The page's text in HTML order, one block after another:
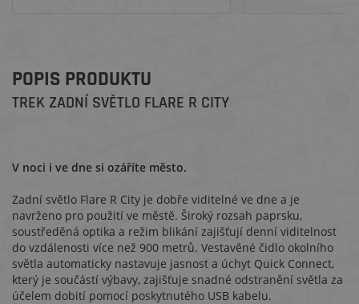
POPIS PRODUKTU
TREK ZADNÍ SVĚTLO FLARE R CITY
V noci i ve dne si ozáříte město.
Zadní světlo Flare R City je dobře viditelné ve dne a je
navrženo pro použití ve městě. Široký rozsah paprsku,
soustředěná optika a režim blikání zajišťují denní viditelnost
do vzdálenosti více než 900 metrů. Vestavěné čidlo okolního
světla automaticky nastavuje jasnost a úchyt Quick Connect,
který je součástí výbavy, zajišťuje snadné odstranění světla za
účelem dobití pomocí poskytnutého USB kabelu.